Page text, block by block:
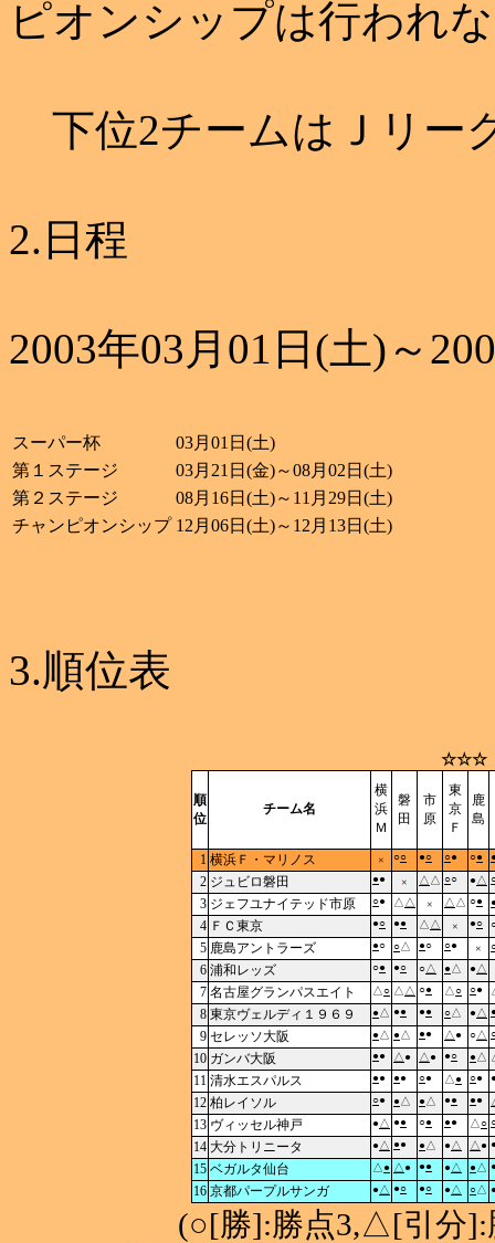
ピオンシップは行われ
下位2チームはＪリー
2.日程
2003年03月01日(土)～
スーパー杯
03月01日(土)
第１ステージ
03月21日(金)～08月02日(土)
第２ステージ
08月16日(土)～11月29日(土)
チャンピオンシップ 12月06日(土)～12月13日(土)
3.順位表
☆☆☆
順
位
チーム名
横
浜
Ｍ
磐
田
市
原
東
京
Ｆ
鹿
島
1 横浜Ｆ・マリノス × ○○ ●○ ○● ○●
2 ジュビロ磐田 ●● × △ △ ○○ ● △
3 ジェフユナイテッド市原 ○● △ △ × △ △ ○●
4 ＦＣ東京 ●○ ●● △ △ × ●○
5 鹿島アントラーズ ●○ ○△ ●○ ○● ×
6 浦和レッズ ○● ●○ ○△ ● △ ● △
7 名古屋グランパスエイト △○ △ △ ○● △○ ○●
8 東京ヴェルディ１９６９ ● △ ●● ●● ○△ ● △
9 セレッソ大阪 ●△ ●△ ●● △ ● ○△
10 ガンバ大阪 ●● △ ● △ ● ●○ ● △
11 清水エスパルス ●● ●● ○● △ ● ○●
12 柏レイソル ○● ● △ ● △ ●● ●●
13 ヴィッセル神戸 ●△ ●● ○● ●● △○
14 大分トリニータ ● △ ●● ● △ ● △ △ ●
15 ベガルタ仙台 △ ● △ ● ●● ●△ ●△
16 京都パープルサンガ ●△ ●○ ●○ ●△ ○△
(○[勝]:勝点3,△[引分]: